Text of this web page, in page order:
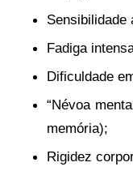
Sensibilidade
Fadiga
Dificuldade
“Névoa
memória);
Rigidez